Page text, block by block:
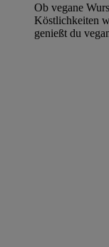
Ob vegane
Köstlichkeiten
genießt du